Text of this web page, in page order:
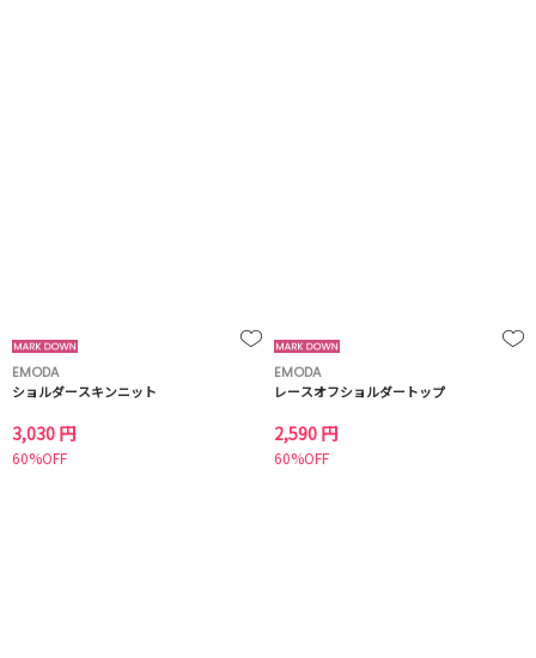
EMODA
ショルダースキンニット
3,030 円
60%OFF
EMODA
レースオフショルダートップ
2,590 円
60%OFF